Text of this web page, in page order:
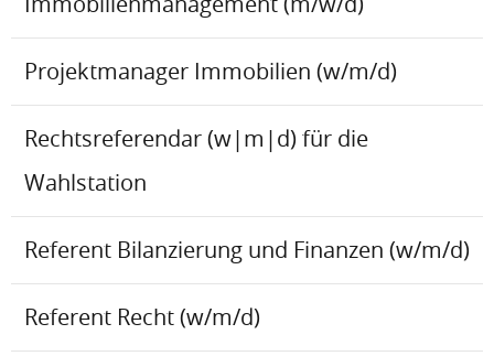
Projektmanager Immobilien (w/m/d)
Rechtsreferendar (w|m|d) für die
Wahlstation
Referent Bilanzierung und Finanzen (w/m/d)
Referent Recht (w/m/d)